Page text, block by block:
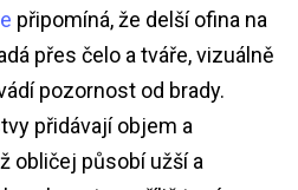
připomíná, že delší ofina na
přes čelo a tváře, vizuálně
pozornost od brady.
přidávají objem a
obličej působí užší a